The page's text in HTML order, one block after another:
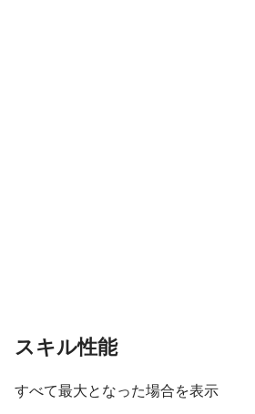
スキル性能
すべて最大となった場合を表示